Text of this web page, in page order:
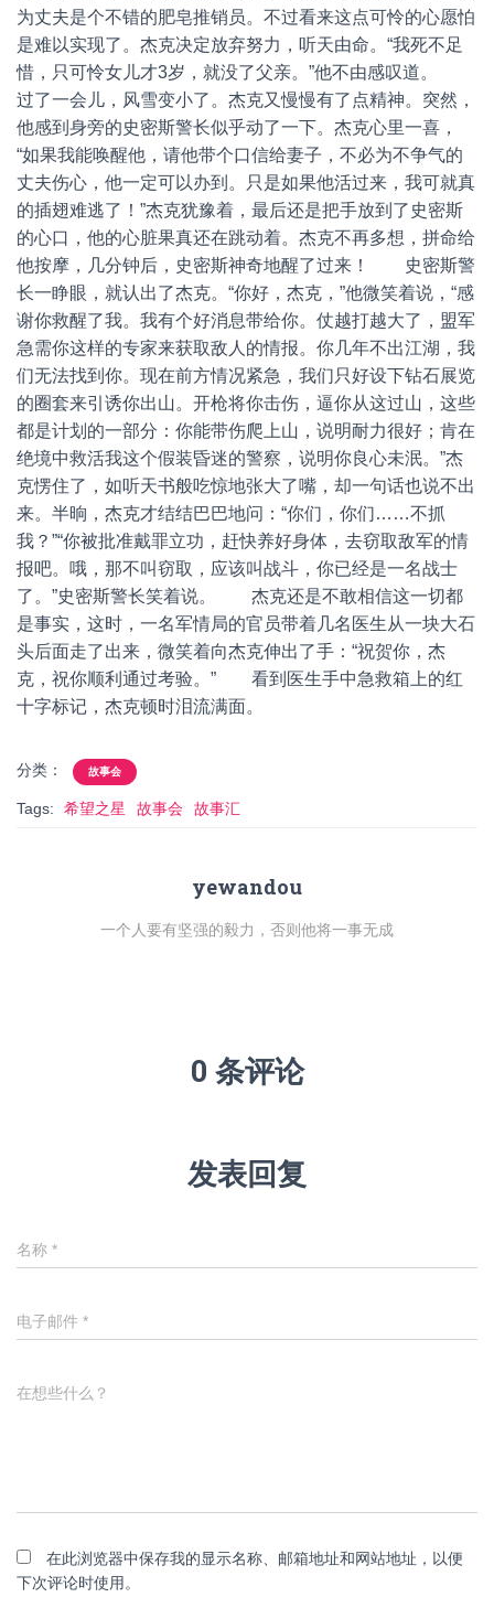
为丈夫是个不错的肥皂推销员。不过看来这点可怜的心愿怕
是难以实现了。杰克决定放弃努力，听天由命。“我死不足
惜，只可怜女儿才3岁，就没了父亲。”他不由感叹道。
过了一会儿，风雪变小了。杰克又慢慢有了点精神。突然，
他感到身旁的史密斯警长似乎动了一下。杰克心里一喜，
“如果我能唤醒他，请他带个口信给妻子，不必为不争气的
丈夫伤心，他一定可以办到。只是如果他活过来，我可就真
的插翅难逃了！”杰克犹豫着，最后还是把手放到了史密斯
的心口，他的心脏果真还在跳动着。杰克不再多想，拼命给
他按摩，几分钟后，史密斯神奇地醒了过来！ 史密斯警
长一睁眼，就认出了杰克。“你好，杰克，”他微笑着说，“感
谢你救醒了我。我有个好消息带给你。仗越打越大了，盟军
急需你这样的专家来获取敌人的情报。你几年不出江湖，我
们无法找到你。现在前方情况紧急，我们只好设下钻石展览
的圈套来引诱你出山。开枪将你击伤，逼你从这过山，这些
都是计划的一部分：你能带伤爬上山，说明耐力很好；肯在
绝境中救活我这个假装昏迷的警察，说明你良心未泯。”杰
克愣住了，如听天书般吃惊地张大了嘴，却一句话也说不出
来。半晌，杰克才结结巴巴地问：“你们，你们……不抓
我？”“你被批准戴罪立功，赶快养好身体，去窃取敌军的情
报吧。哦，那不叫窃取，应该叫战斗，你已经是一名战士
了。”史密斯警长笑着说。 杰克还是不敢相信这一切都
是事实，这时，一名军情局的官员带着几名医生从一块大石
头后面走了出来，微笑着向杰克伸出了手：“祝贺你，杰
克，祝你顺利通过考验。” 看到医生手中急救箱上的红
十字标记，杰克顿时泪流满面。
分类： 故事会
Tags: 希望之星 故事会 故事汇
yewandou
一个人要有坚强的毅力，否则他将一事无成
0 条评论
发表回复
名称 *
电子邮件 *
在想些什么？
在此浏览器中保存我的显示名称、邮箱地址和网站地址，以便
下次评论时使用。